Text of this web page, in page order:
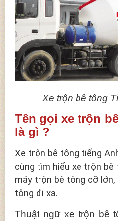
Xe trộn bê tông
Tên gọi xe trộn
là gì ?
Xe trộn bê tông tiếng
cùng tìm hiểu xe trộn bê
máy trộn bê tông cỡ lớn,
tông đi xa.
Thuật ngữ xe trộn bê